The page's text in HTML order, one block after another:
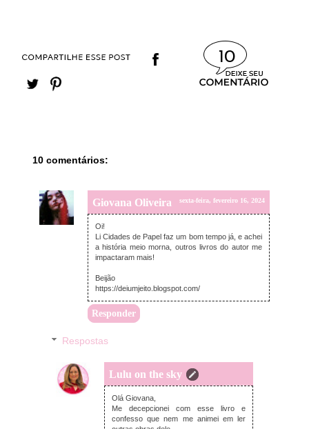
10
10 comentários:
Giovana Oliveira sexta-feira, fevereiro 16, 2024
Oi!
Li Cidades de Papel faz um bom tempo já, e achei
a história meio morna, outros livros do autor me
impactaram mais!
Beijão
https://deiumjeito.blogspot.com/
Responder
Respostas
Lulu on the sky
domingo, fevereiro 18, 2024
Olá Giovana,
Me decepcionei com esse livro e
confesso que nem me animei em ler